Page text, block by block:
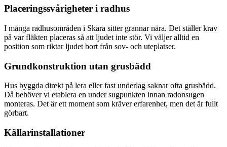
Placeringssvårigheter i radhus
I många radhusområden i Skara sitter grannar nära. Det ställer krav
på var fläkten placeras så att ljudet inte stör. Vi väljer alltid en
position som riktar ljudet bort från sov- och uteplatser.
Grundkonstruktion utan grusbädd
Hus byggda direkt på lera eller fast underlag saknar ofta grusbädd.
Då behöver vi etablera en under sugpunkten innan radonsugen
monteras. Det är ett moment som kräver erfarenhet, men det är fullt
görbart.
Källarinstallationer